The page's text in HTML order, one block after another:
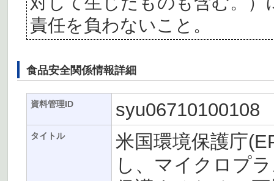
責任を負わないこと。
食品安全関係情報詳細
資料管理ID syu06710100108
タイトル
米国環境保護庁
し、マイクロプ